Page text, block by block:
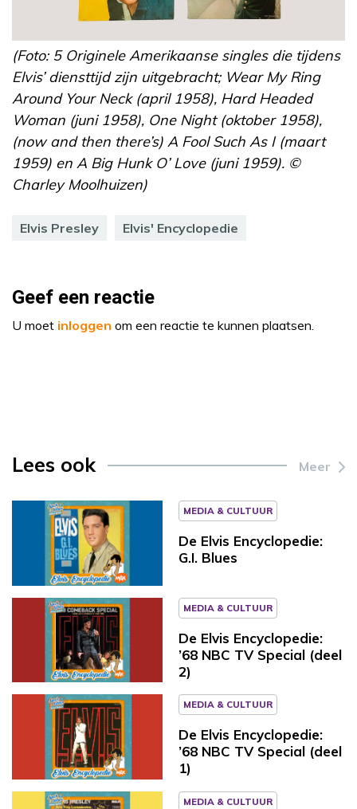
(Foto: 5 Originele Amerikaanse singles die tijdens
Elvis’ diensttijd zijn uitgebracht; Wear My Ring
Around Your Neck (april 1958), Hard Headed
Woman (juni 1958), One Night (oktober 1958),
(now and then there’s) A Fool Such As I (maart
1959) en A Big Hunk O’ Love (juni 1959). ©
Charley Moolhuizen)
Elvis Presley Elvis' Encyclopedie
Geef een reactie
U moet inloggen om een reactie te kunnen plaatsen.
Lees ook Meer
MEDIA & CULTUUR
De Elvis Encyclopedie:
G.I. Blues
MEDIA & CULTUUR
De Elvis Encyclopedie:
’68 NBC TV Special (deel
2)
MEDIA & CULTUUR
De Elvis Encyclopedie:
’68 NBC TV Special (deel
1)
MEDIA & CULTUUR